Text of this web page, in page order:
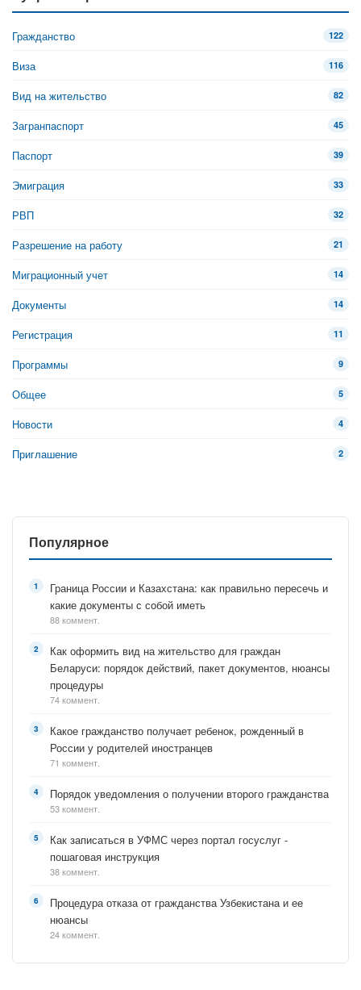
Гражданство 122
Виза 116
Вид на жительство 82
Загранпаспорт 45
Паспорт 39
Эмиграция 33
РВП 32
Разрешение на работу 21
Миграционный учет 14
Документы 14
Регистрация 11
Программы 9
Общее 5
Новости 4
Приглашение 2
Популярное
Граница России и Казахстана: как правильно пересечь и
какие документы с собой иметь
88 коммент.
Как оформить вид на жительство для граждан
Беларуси: порядок действий, пакет документов, нюансы
процедуры
74 коммент.
Какое гражданство получает ребенок, рожденный в
России у родителей иностранцев
71 коммент.
Порядок уведомления о получении второго гражданства
53 коммент.
Как записаться в УФМС через портал госуслуг -
пошаговая инструкция
38 коммент.
Процедура отказа от гражданства Узбекистана и ее
нюансы
24 коммент.